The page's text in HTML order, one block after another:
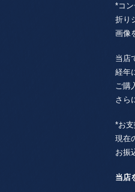
*コ
折り
画像
当店
経年
ご購
さら
*お
現在
お振
当店